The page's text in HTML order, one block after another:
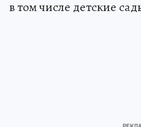
в том числе детские